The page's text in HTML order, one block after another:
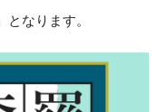
」となります。